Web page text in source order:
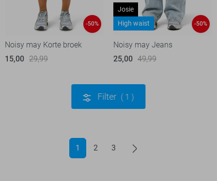
-50%
Noisy may Korte broek
15,00 29,99
Josie
High waist
-50%
Noisy may Jeans
25,00 49,99
Filter 1
1 2 3